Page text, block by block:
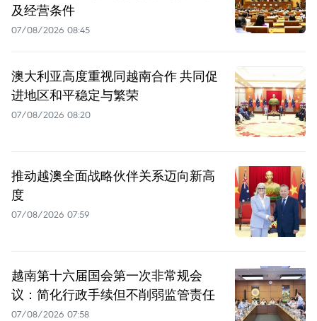
及经营条件
07/08/2026 08:45
澳大利亚高度重视同越南合作 共同促
进地区和平稳定与繁荣
07/08/2026 08:20
推动越澳全面战略伙伴关系迈向新高
度
07/08/2026 07:59
越南第十六届国会第一次非常规会
议：简化行政手续但不削弱监管责任
07/08/2026 07:58